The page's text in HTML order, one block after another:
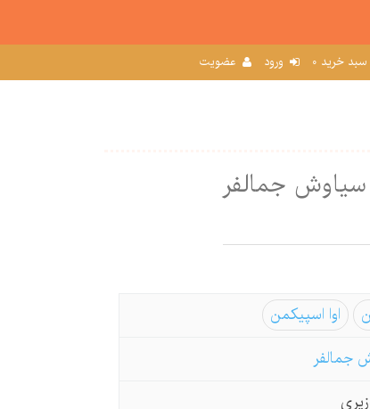
سبد خرید 0 ورود عضویت
سیاوش جمالفر
اوا اسپیکمن
جمالفر